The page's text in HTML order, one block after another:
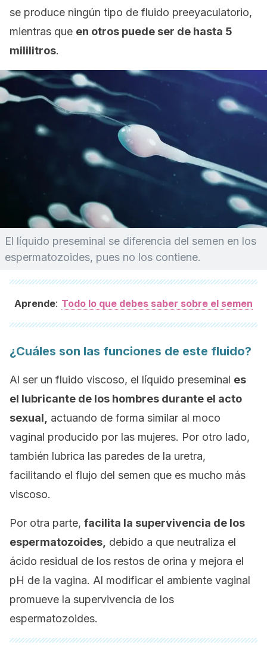
se produce ningún tipo de fluido preeyaculatorio,
mientras que en otros puede ser de hasta 5
mililitros.
El líquido preseminal se diferencia del semen en los
espermatozoides, pues no los contiene.
Aprende: Todo lo que debes saber sobre el semen
¿Cuáles son las funciones de este fluido?
Al ser un fluido viscoso, el líquido preseminal es
el lubricante de los hombres durante el acto
sexual,
actuando de forma similar al moco
vaginal producido por las mujeres. Por otro lado,
también lubrica las paredes de la uretra,
facilitando el flujo del semen que es mucho más
viscoso.
Por otra parte, facilita la supervivencia de los
espermatozoides, debido a que neutraliza el
ácido residual de los restos de orina y mejora el
pH de la vagina. Al modificar el ambiente vaginal
promueve la supervivencia de los
espermatozoides.